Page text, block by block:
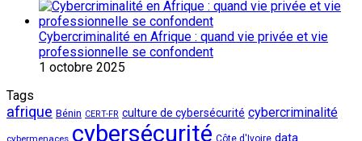
Cybercriminalité en Afrique : quand vie privée et vie
professionnelle se confondent
1 octobre 2025
Tags
afrique Bénin CERT-FR culture de cybersécurité cybercriminalité
cybersécurité